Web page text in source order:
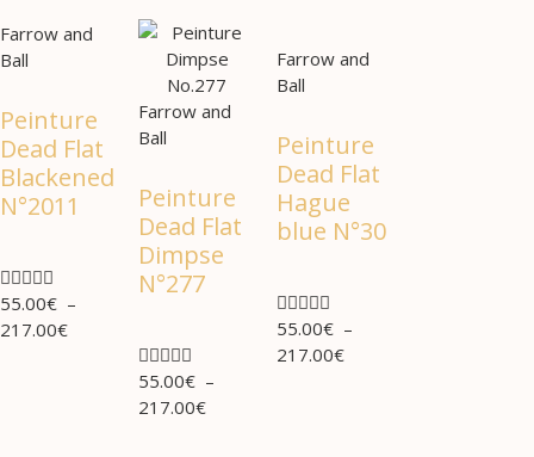
Farrow and
Ball
Peinture
Dead Flat
Blackened
N°2011

55.00€ –
217.00€
Farrow and
Ball
Peinture
Dead Flat
Dimpse
N°277

55.00€ –
217.00€
Farrow and
Ball
Peinture
Dead Flat
Hague
blue N°30

55.00€ –
217.00€